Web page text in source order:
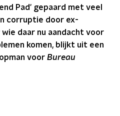
Pad' gepaard met veel
corruptie door ex-
daar nu aandacht voor
komen, blijkt uit een
voor Bureau